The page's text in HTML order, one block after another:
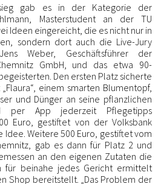
gab es in der Kategorie der
Masterstudent an der TU
Ideen eingereicht, die es nicht nur in
sondern dort auch die Live-Jury
Weber, Geschäftsführer der
GmbH, und das etwa 90-
Den ersten Platz sicherte
einem smarten Blumentopf,
und Dünger an seine pflanzlichen
per App jederzeit Pflegetipps
Euro, gestiftet von der Volksbank
Idee. Weitere 500 Euro, gestiftet vom
gab es dann für Platz 2 und
an den eigenen Zutaten die
für beinahe jedes Gericht ermittelt
Shop bereitstellt. „Das Problem der